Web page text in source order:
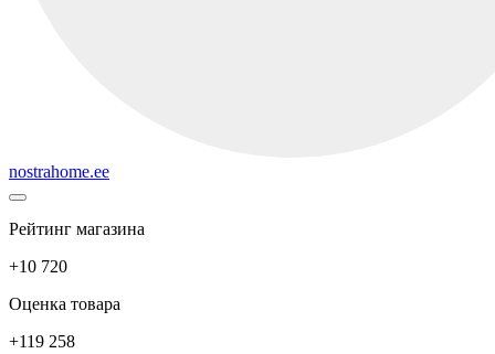
nostrahome.ee
Рейтинг магазина
+10 720
Оценка товара
+119 258